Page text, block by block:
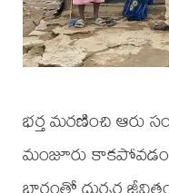
భర్త మరణించి ఆరు
మంజూరు